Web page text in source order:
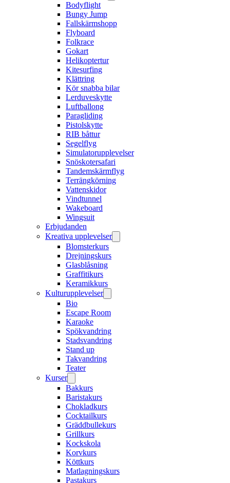
Bodyflight
Bungy Jump
Fallskärmshopp
Flyboard
Folkrace
Gokart
Helikoptertur
Kitesurfing
Klättring
Kör snabba bilar
Lerduveskytte
Luftballong
Paragliding
Pistolskytte
RIB båttur
Segelflyg
Simulatorupplevelser
Snöskotersafari
Tandemskärmflyg
Terrängkörning
Vattenskidor
Vindtunnel
Wakeboard
Wingsuit
Erbjudanden
Kreativa upplevelser
Blomsterkurs
Drejningskurs
Glasblåsning
Graffitikurs
Keramikkurs
Kulturupplevelser
Bio
Escape Room
Karaoke
Spökvandring
Stadsvandring
Stand up
Takvandring
Teater
Kurser
Bakkurs
Baristakurs
Chokladkurs
Cocktailkurs
Gräddbullekurs
Grillkurs
Kockskola
Korvkurs
Köttkurs
Matlagningskurs
Pastakurs